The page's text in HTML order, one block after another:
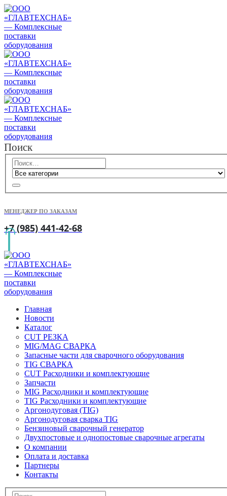
Поиск
МЕНЕДЖЕР ПО ЗАКАЗАМ
+7 (985) 441-42-68
Главная
Новости
Каталог
CUT РЕЗКА
MIG/MAG СВАРКА
Запасные части для сварочного оборудования
TIG СВАРКА
CUT Расходники и комплектующие
Запчасти
MIG Расходники и комплектующие
TIG Расходники и комплектующие
Аргонодуговая (TIG)
Аргонодуговая сварка TIG
Бензиновый сварочный генератор
Двухпостовые и однопостовые сварочные агрегаты
О компании
Оплата и доставка
Партнеры
Контакты